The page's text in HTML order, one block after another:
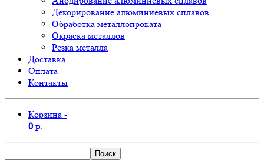
Декорирование алюминиевых сплавов
Обработка металлопроката
Окраска металлов
Резка металла
Доставка
Оплата
Контакты
Корзина -
0 р.